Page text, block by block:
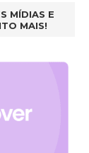
MÍDIAS E
MAIS!